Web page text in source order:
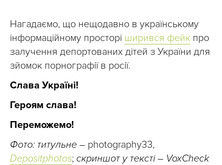
Нагадаємо, що нещодавно в українському
інформаційному просторі ширився фейк про
залучення депортованих дітей з України для
зйомок порнографії в росії.
Слава Україні!
Героям слава!
Переможемо!
Фото: титульне – photography33,
Depositphotos; скриншот у тексті – VoxCheck